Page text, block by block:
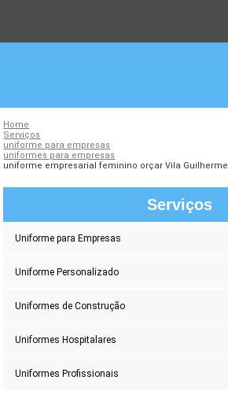
Home
Serviços
uniforme para empresas
uniformes para empresas
uniforme empresarial feminino orçar Vila Guilherme
Serviços
Uniforme para Empresas
Uniforme Personalizado
Uniformes de Construção
Uniformes Hospitalares
Uniformes Profissionais